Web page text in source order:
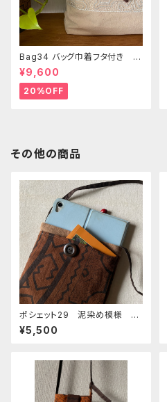
Bag34 バッグ巾着フタ付き 薄
いピンク系ベージュ シピボ族の
手刺繍シャーベットカラー
¥9,600
20%OFF
その他の商品
ポシェット29 泥染め模様 3
面仕分けショルダー 裏なし
シピボ族の泥染め
¥5,500